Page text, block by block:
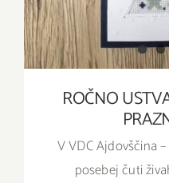
ROČNO
V VDC Ajdovščina
posebej čuti